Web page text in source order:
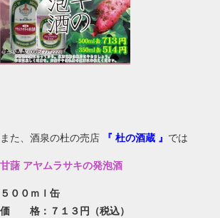
また、酒泉の杜の売店 『 杜の酒蔵 』 では
甘藷 アヤムラサキの発泡酒
５００ｍｌ缶
価 格：７１３円（税込）